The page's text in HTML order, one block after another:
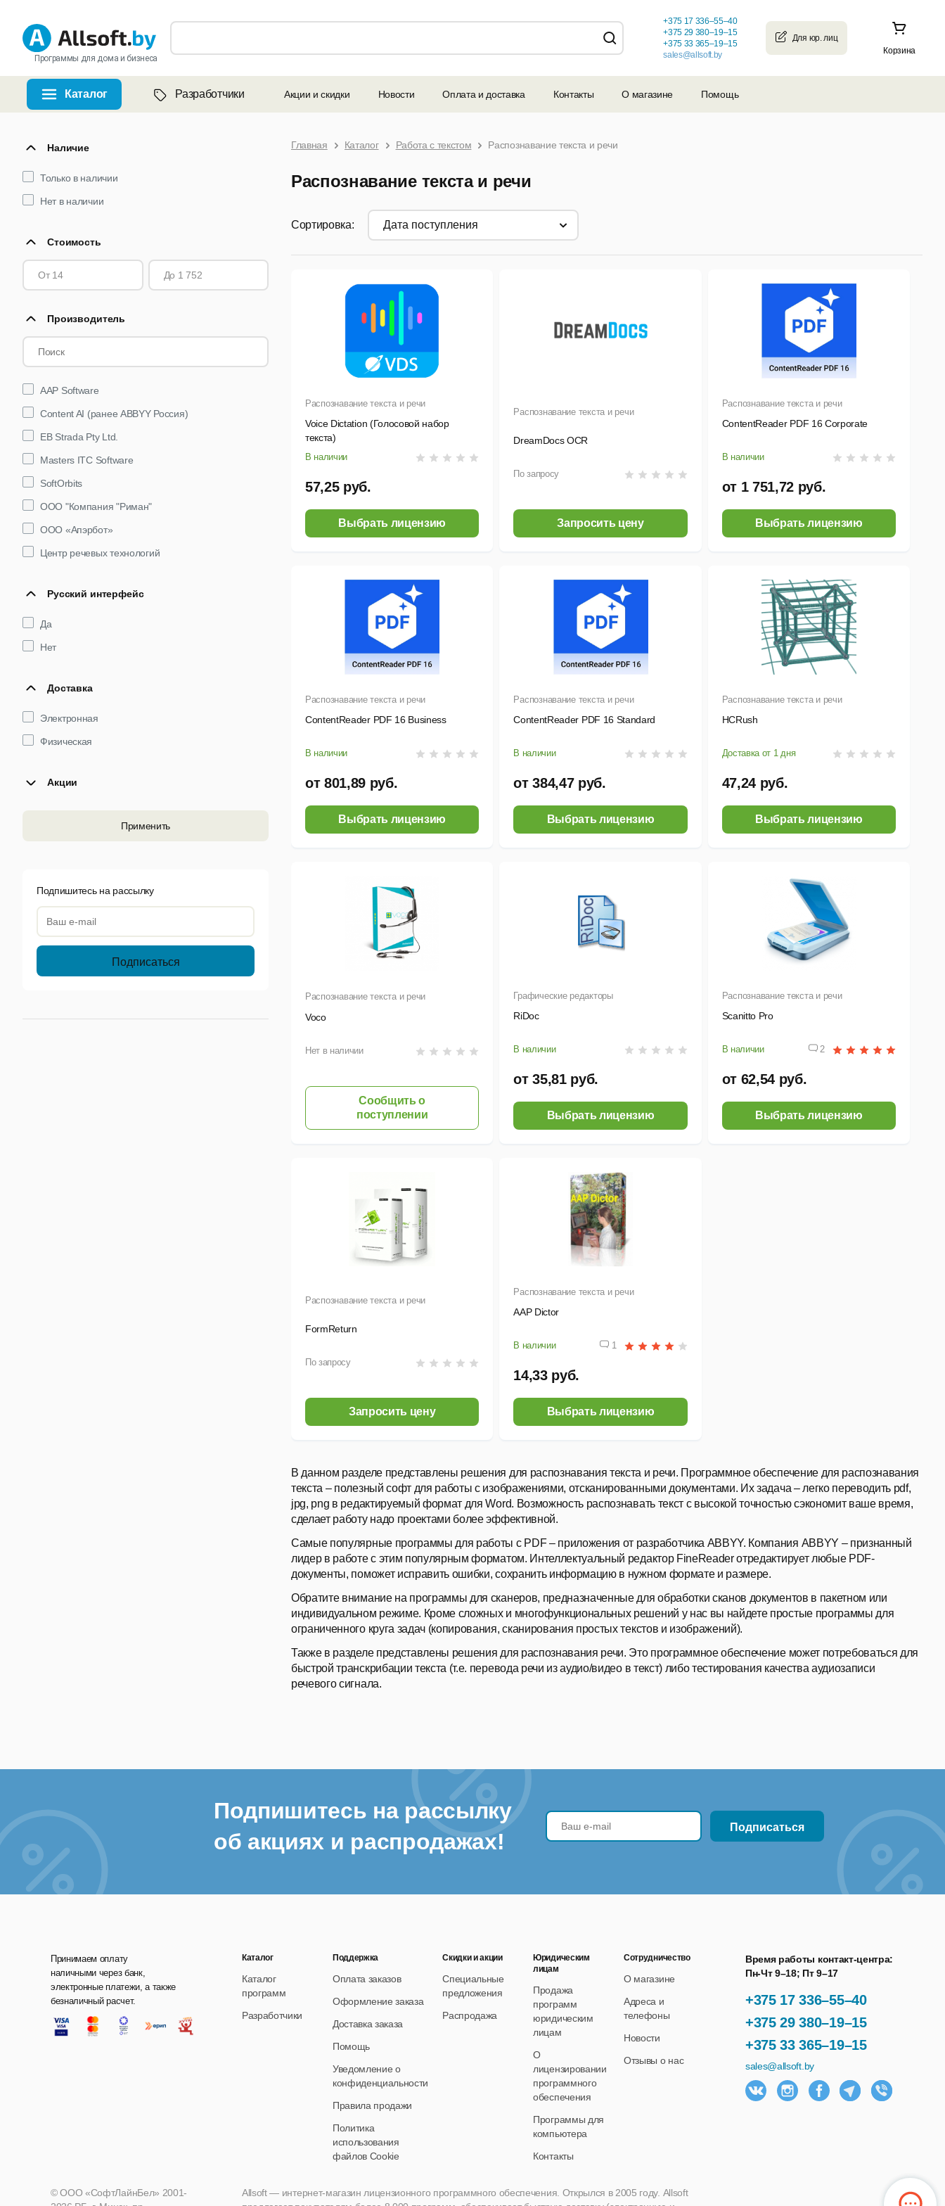
Программы для дома и бизнеса
Корзина
+375 17 336–55–40
+375 29 380–19–15
+375 33 365–19–15
sales@allsoft.by
Каталог Разработчики Акции и скидки Новости Оплата и доставка Контакты О магазине Помощь
Главная Каталог Работа с текстом Распознавание текста и речи
Распознавание текста и речи
Сортировка: дата поступления
Распознавание текста и речи
Voice Dictation (Голосовой набор
текста)
В наличии
57,25 руб.
Выбрать лицензию
Распознавание текста и речи
DreamDocs OCR
По запросу
Запросить цену
Распознавание текста и речи
ContentReader PDF 16 Corporate
В наличии
от 1 751,72 руб.
Выбрать лицензию
Распознавание текста и речи
ContentReader PDF 16 Business
В наличии
от 801,89 руб.
Выбрать лицензию
Распознавание текста и речи
ContentReader PDF 16 Standard
В наличии
от 384,47 руб.
Выбрать лицензию
Распознавание текста и речи
HCRush
Доставка от 1 дня
47,24 руб.
Выбрать лицензию
Распознавание текста и речи
Voco
Нет в наличии
Сообщить о
поступлении
Графические редакторы
RiDoc
В наличии
от 35,81 руб.
Выбрать лицензию
Распознавание текста и речи
Scanitto Pro
В наличии 2
от 62,54 руб.
Выбрать лицензию
Распознавание текста и речи
FormReturn
По запросу
Запросить цену
Распознавание текста и речи
AAP Dictor
В наличии 1
14,33 руб.
Выбрать лицензию
В данном разделе представлены решения для распознавания текста и речи. Программное обеспечение для распознавания
текста – полезный софт для работы с изображениями, отсканированными документами. Их задача – легко переводить pdf,
jpg, png в редактируемый формат для Word. Возможность распознавать текст с высокой точностью сэкономит ваше время,
сделает работу надо проектами более эффективной.
Самые популярные программы для работы с PDF – приложения от разработчика ABBYY. Компания ABBYY – признанный
лидер в работе с этим популярным форматом. Интеллектуальный редактор FineReader отредактирует любые PDF-
документы, поможет исправить ошибки, сохранить информацию в нужном формате и размере.
Обратите внимание на программы для сканеров, предназначенные для обработки сканов документов в пакетном или
индивидуальном режиме. Кроме сложных и многофункциональных решений у нас вы найдете простые программы для
ограниченного круга задач (копирования, сканирования простых текстов и изображений).
Также в разделе представлены решения для распознавания речи. Это программное обеспечение может потребоваться для
быстрой транскрибации текста (т.е. перевода речи из аудио/видео в текст) либо тестирования качества аудиозаписи
речевого сигнала.
Наличие
Только в наличии
Нет в наличии
Стоимость
Производитель
AAP Software
Content AI (ранее ABBYY Россия)
EB Strada Pty Ltd.
Masters ITC Software
SoftOrbits
ООО "Компания "Риман"
ООО «Апэрбот»
Центр речевых технологий
Русский интерфейс
Да
Нет
Доставка
Электронная
Физическая
Акции
Применить
Подпишитесь на рассылку
Подпишитесь на рассылку
об акциях и распродажах!
Принимаем оплату
наличными через банк,
электронные платежи, а также
безналичный расчет.
+375 17 336–55–40
+375 29 380–19–15
+375 33 365–19–15
Время работы контакт-центра:
Пн-Чт 9–18; Пт 9–17
sales@allsoft.by
Каталог
Каталог
программ
Разработчики
Поддержка
Оплата заказов
Оформление заказа
Доставка заказа
Помощь
Уведомление о
конфиденциальности
Правила продажи
Политика
использования
файлов Cookie
Скидки и акции
Специальные
предложения
Распродажа
Юридическим
лицам
Продажа
программ
юридическим
лицам
О
лицензировании
программного
обеспечения
Программы для
компьютера
Контакты
Сотрудничество
О магазине
Адреса и
телефоны
Новости
Отзывы о нас
Allsoft — интернет-магазин лицензионного программного обеспечения. Открылся в 2005 году. Allsoft
© ООО «СофтЛайнБел» 2001-